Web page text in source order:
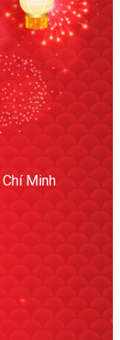
Minh